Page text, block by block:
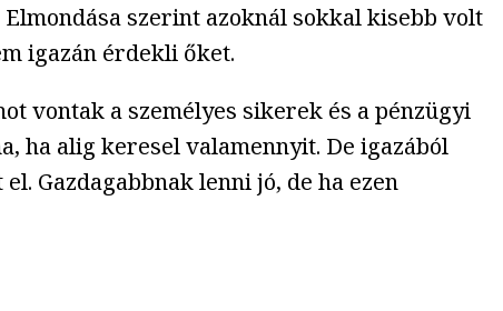
szerint azoknál sokkal kisebb volt
igazán érdekli őket.
vontak a személyes sikerek és a pénzügyi
ha alig keresel valamennyit. De igazából
Gazdagabbnak lenni jó, de ha ezen